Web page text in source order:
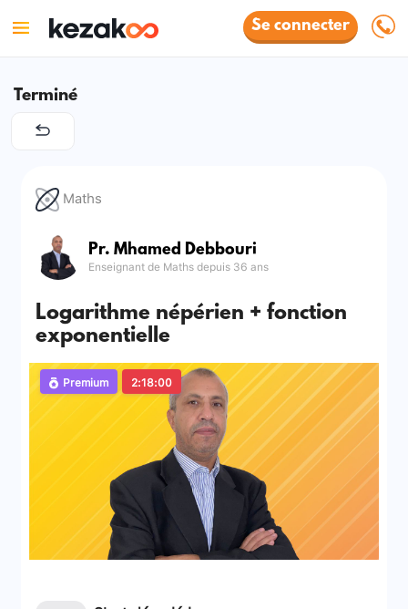
Se connecter
Terminé
Maths
Pr. Mhamed Debbouri
Enseignant de Maths depuis 36 ans
Logarithme népérien + fonction
exponentielle
Premium 2:18:00